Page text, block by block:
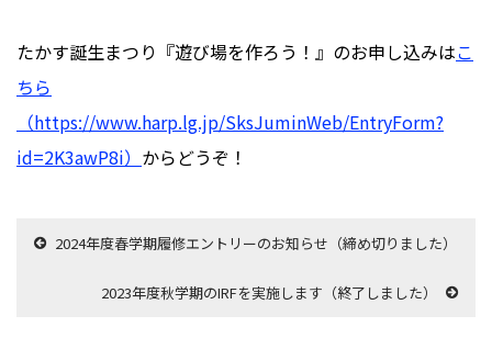
たかす誕生まつり『遊び場を作ろう！』のお申し込みはこ
ちら
（https://www.harp.lg.jp/SksJuminWeb/EntryForm?
id=2K3awP8i） からどうぞ！
2024年度春学期履修エントリーのお知らせ（締め切りました）
2023年度秋学期のIRFを実施します（終了しました）